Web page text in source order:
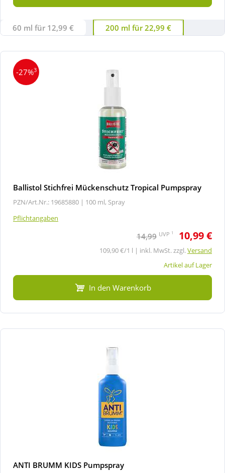
60 ml für 12,99 € 200 ml für 22,99 €
-27%3
Ballistol Stichfrei Mückenschutz Tropical Pumpspray
PZN/Art.Nr.: 19685880 | 100 ml, Spray
Pflichtangaben
14,99 UVP 1 10,99 €
109,90 €/1 l | inkl. MwSt. zzgl.Versand
Artikel auf Lager
In den Warenkorb
ANTI BRUMM KIDS Pumpspray